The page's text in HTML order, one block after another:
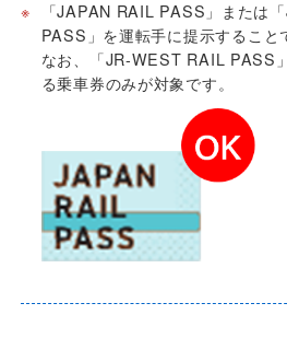
※
「JAPAN RAIL PASS」または
PASS」を運転手に提示すること
なお、「JR-WEST RAIL PASS
る乗車券のみが対象です。